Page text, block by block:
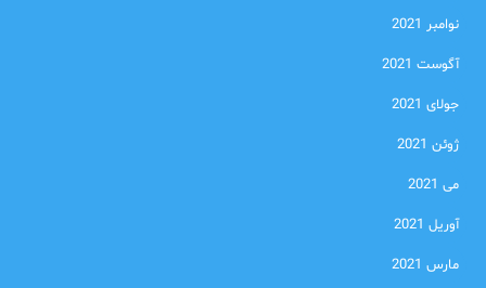
نوامبر 2021
آگوست 2021
جولای 2021
ژوئن 2021
می 2021
آوریل 2021
مارس 2021